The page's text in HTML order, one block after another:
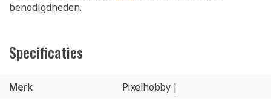
benodigdheden.
Specificaties
Merk Pixelhobby |